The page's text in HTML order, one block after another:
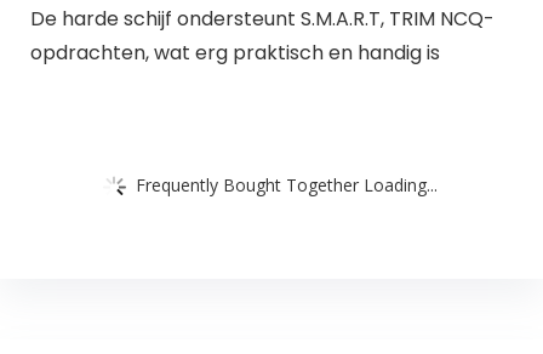
De harde schijf ondersteunt S.M.A.R.T, TRIM NCQ-
opdrachten, wat erg praktisch en handig is
Frequently Bought Together Loading...